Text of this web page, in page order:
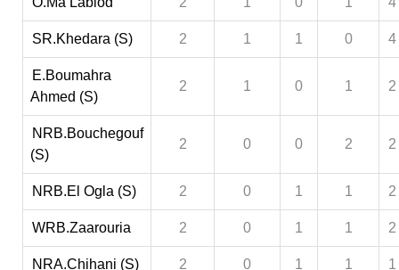
SR.Khedara (S) 2 1 1 0 4
E.Boumahra
Ahmed (S)
2 1 0 1 2
NRB.Bouchegouf
(S)
2 0 0 2 2
NRB.El Ogla (S) 2 0 1 1 2
WRB.Zaarouria 2 0 1 1 2
NRA.Chihani (S) 2 0 1 1 1